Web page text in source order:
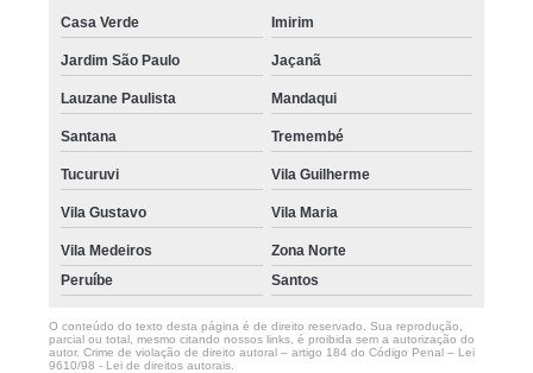
Casa Verde Imirim
Jardim São Paulo Jaçanã
Lauzane Paulista Mandaqui
Santana Tremembé
Tucuruvi Vila Guilherme
Vila Gustavo Vila Maria
Vila Medeiros
Zona Norte
Peruíbe
Santos
O conteúdo do texto desta página é de direito reservado. Sua reprodução,
parcial ou total, mesmo citando nossos links, é proibida sem a autorização do
autor. Crime de violação de direito autoral – artigo 184 do Código Penal – Lei
9610/98 - Lei de direitos autorais